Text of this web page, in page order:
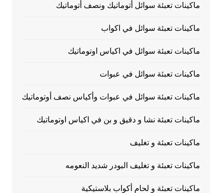
ماكينات تعبئة سوائل أتوماتيك ونصف أتوماتيك
ماكينات تعبئة سوائل في اكواب
ماكينات تعبئة سوائل في اكياس اوتوماتيك
ماكينات تعبئة سوائل في عبوات
ماكينات تعبئة سوائل في عبوات وأكياس نصف أوتوماتيك
ماكينات تعبئة نشا و دقيق و بن في اكياس اوتوماتيك
ماكينات تعبئة و تغليف
ماكينات تعبئة و تغليف البودر شديد النعومه
ماكينات تعبئة و لحام أكواب بلاستيكية